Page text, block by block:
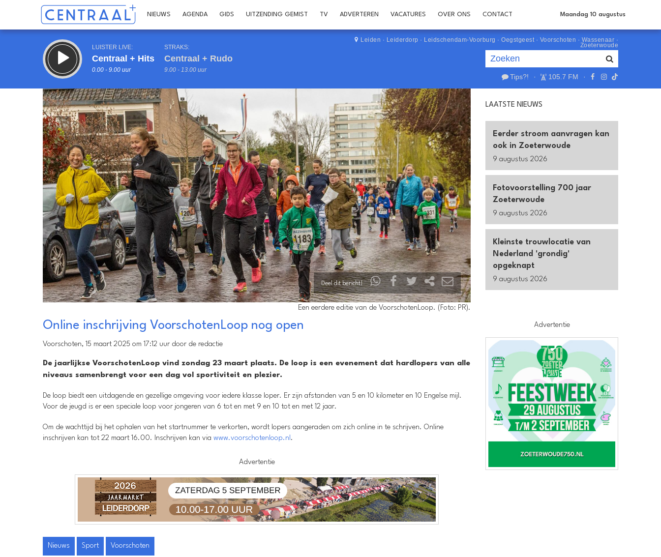
NIEUWS AGENDA GIDS UITZENDING GEMIST TV ADVERTEREN VACATURES OVER ONS CONTACT Maandag 10 augustus
LUISTER LIVE:
Centraal + Hits
0.00 - 9.00 uur
STRAKS:
Centraal + Rudo
9.00 - 13.00 uur
Leiden · Leiderdorp · Leidschendam-Voorburg · Oegstgeest· Voorschoten · Wassenaar ·
Zoeterwoude
Tips?! · 105.7 FM ·
Inklappen
Deel dit bericht!
Een eerdere editie van de VoorschotenLoop. (Foto: PR).
Online inschrijving VoorschotenLoop nog open
Voorschoten, 15 maart 2025 om 17:12 uur door de redactie
De jaarlijkse VoorschotenLoop vind zondag 23 maart plaats. De loop is een evenement dat hardlopers van alle
niveaus samenbrengt voor een dag vol sportiviteit en plezier.
De loop biedt een uitdagende en gezellige omgeving voor iedere klasse loper. Er zijn afstanden van 5 en 10 kilometer en 10 Engelse mijl.
Voor de jeugd is er een speciale loop voor jongeren van 6 tot en met 9 en 10 tot en met 12 jaar.
Om de wachttijd bij het ophalen van het startnummer te verkorten, wordt lopers aangeraden om zich online in te schrijven. Online
inschrijven kan tot 22 maart 16.00. Inschrijven kan via www.voorschotenloop.nl.
Advertentie
Nieuws Sport Voorschoten
LAATSTE NIEUWS
Eerder stroom aanvragen kan
ook in Zoeterwoude
9 augustus 2026
Fotovoorstelling 700 jaar
Zoeterwoude
9 augustus 2026
Kleinste trouwlocatie van
Nederland 'grondig'
opgeknapt
9 augustus 2026
Advertentie